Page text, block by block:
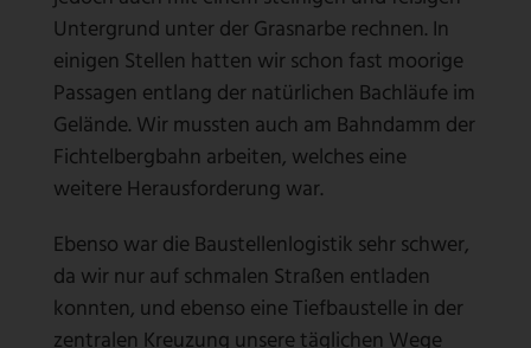
Untergrund unter der Grasnarbe rechnen. In
einigen Stellen hatten wir schon fast moorige
Passagen entlang der natürlichen Bachläufe im
Gelände. Wir mussten auch am Bahndamm der
Fichtelbergbahn arbeiten, welches eine
weitere Herausforderung war.
Ebenso war die Baustellenlogistik sehr schwer,
da wir nur auf schmalen Straßen entladen
konnten, und ebenso eine Tiefbaustelle in der